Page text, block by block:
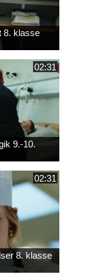
8. klasse
02:31
9.-10.
02:31
8. klasse